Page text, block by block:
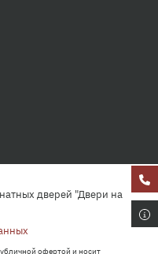
дверей "Двери на
офертой и носит